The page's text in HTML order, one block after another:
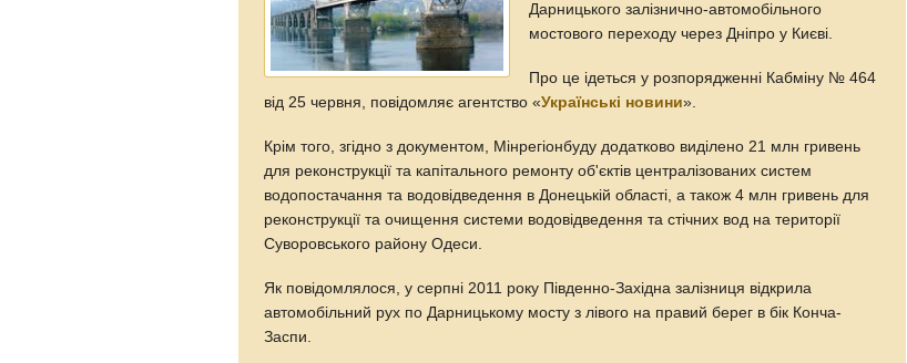
Дарницького залізнично-автомобільного
мостового переходу через Дніпро у Києві.
Про це ідеться у розпорядженні Кабміну № 464
від 25 червня, повідомляє агентство «Українські новини».
Крім того, згідно з документом, Мінрегіонбуду додатково виділено 21 млн гривень
для реконструкції та капітального ремонту об'єктів централізованих систем
водопостачання та водовідведення в Донецькій області, а також 4 млн гривень для
реконструкції та очищення системи водовідведення та стічних вод на території
Суворовського району Одеси.
Як повідомлялося, у серпні 2011 року Південно-Західна залізниця відкрила
автомобільний рух по Дарницькому мосту з лівого на правий берег в бік Конча-
Заспи.